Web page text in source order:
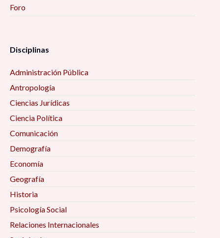
Foro
Disciplinas
Administración Pública
Antropología
Ciencias Jurídicas
Ciencia Política
Comunicación
Demografía
Economía
Geografía
Historia
Psicología Social
Relaciones Internacionales